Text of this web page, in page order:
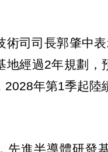
術司司長郭肇中
地經過2年規劃，
2028年第1季起陸
先進半導體研發